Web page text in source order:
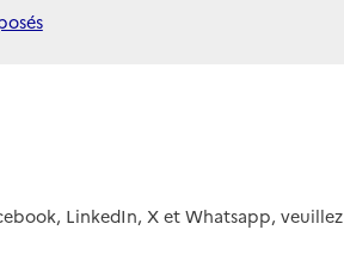
LinkedIn, X et Whatsapp, veuillez